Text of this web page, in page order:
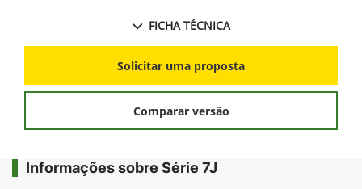
FICHA TÉCNICA
Solicitar uma proposta
Comparar versão
Informações sobre Série 7J